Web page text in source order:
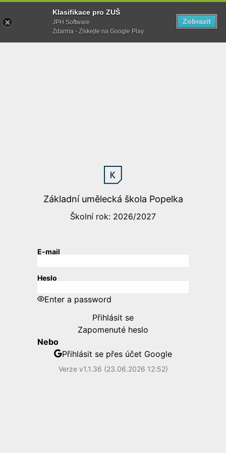
Klasifikace pro ZUŠ
JPH Software
Zdarma - Získejte na Google Play
Zobrazit
Základní umělecká škola Popelka
Školní rok: 2026/2027
E-mail
Heslo
Enter a password
Zapomenuté heslo
Přihlásit se
Nebo
Přihlásit se přes účet Google
Verze v1.1.36 (23.06.2026 12:52)